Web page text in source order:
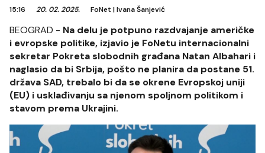
15:16 20. 02. 2025. FoNet |Ivana Šanjević
BEOGRAD - Na delu je potpuno razdvajanje američke
i evropske politike, izjavio je FoNetu internacionalni
sekretar Pokreta slobodnih građana Natan Albahari i
naglasio da bi Srbija, pošto ne planira da postane 51.
država SAD, trebalo bi da se okrene Evropskoj uniji
(EU) i usklađivanju sa njenom spoljnom politikom i
stavom prema Ukrajini.